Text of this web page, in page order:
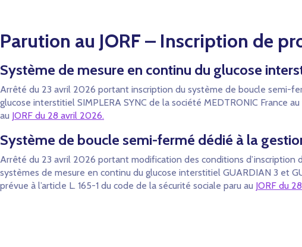
Parution au JORF – Inscription de
Système de mesure en continu du glucose
Arrêté du 23 avril 2026 portant inscription du système de boucle semi-
glucose interstitiel SIMPLERA SYNC de la société MEDTRONIC France
au JORF du 28 avril 2026.
Système de boucle semi-fermé dédié à la
Arrêté du 23 avril 2026 portant modification des conditions
systèmes de mesure en continu du glucose interstitiel GUARDIAN 3 et
prévue à l’article L. 165-1 du code de la sécurité sociale paru au JORF du